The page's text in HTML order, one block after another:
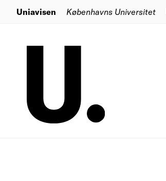
Uniavisen Københavns Universitet